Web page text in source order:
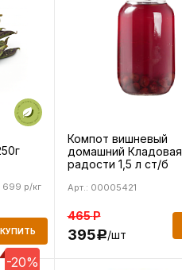
699 р/кг
КУПИТЬ
Компот вишневый
домашний Кладовая
радости 1,5 л ст/б
Арт.: 00005421
465Р
395Р/шт
-20%